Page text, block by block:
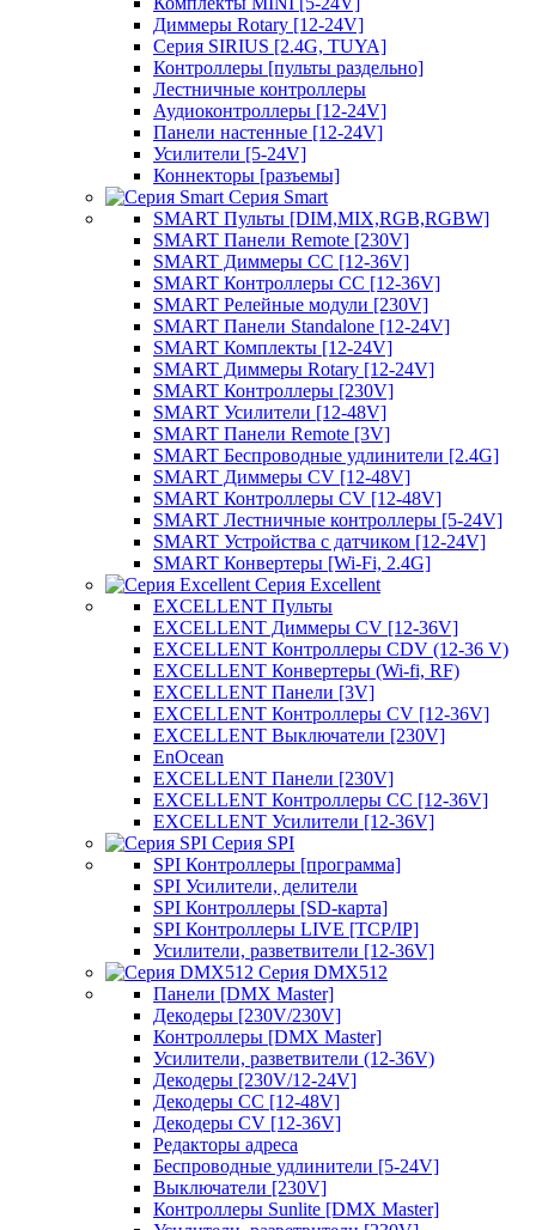
Диммеры Rotary [12-24V]
Серия SIRIUS [2.4G, TUYA]
Контроллеры [пульты раздельно]
Лестничные контроллеры
Аудиоконтроллеры [12-24V]
Панели настенные [12-24V]
Усилители [5-24V]
Коннекторы [разъемы]
Серия Smart
SMART Пульты [DIM,MIX,RGB,RGBW]
SMART Панели Remote [230V]
SMART Диммеры CC [12-36V]
SMART Контроллеры CC [12-36V]
SMART Релейные модули [230V]
SMART Панели Standalone [12-24V]
SMART Комплекты [12-24V]
SMART Диммеры Rotary [12-24V]
SMART Контроллеры [230V]
SMART Усилители [12-48V]
SMART Панели Remote [3V]
SMART Беспроводные удлинители [2.4G]
SMART Диммеры CV [12-48V]
SMART Контроллеры CV [12-48V]
SMART Лестничные контроллеры [5-24V]
SMART Устройства с датчиком [12-24V]
SMART Конвертеры [Wi-Fi, 2.4G]
Серия Excellent
EXCELLENT Пульты
EXCELLENT Диммеры CV [12-36V]
EXCELLENT Контроллеры CDV (12-36 V)
EXCELLENT Конвертеры (Wi-fi, RF)
EXCELLENT Панели [3V]
EXCELLENT Контроллеры CV [12-36V]
EXCELLENT Выключатели [230V]
EnOcean
EXCELLENT Панели [230V]
EXCELLENT Контроллеры CC [12-36V]
EXCELLENT Усилители [12-36V]
Серия SPI
SPI Контроллеры [программа]
SPI Усилители, делители
SPI Контроллеры [SD-карта]
SPI Контроллеры LIVE [TCP/IP]
Усилители, разветвители [12-36V]
Серия DMX512
Панели [DMX Master]
Декодеры [230V/230V]
Контроллеры [DMX Master]
Усилители, разветвители (12-36V)
Декодеры [230V/12-24V]
Декодеры CC [12-48V]
Декодеры CV [12-36V]
Редакторы адреса
Беспроводные удлинители [5-24V]
Выключатели [230V]
Контроллеры Sunlite [DMX Master]